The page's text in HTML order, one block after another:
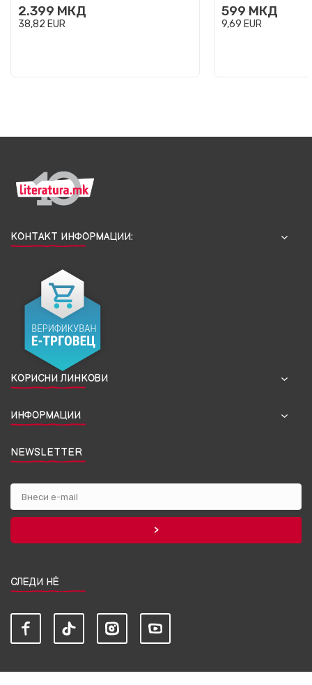
2.399 МКД
38,82 EUR
599 МКД
9,69 EUR
КОНТАКТ ИНФОРМАЦИИ:
КОРИСНИ ЛИНКОВИ
ИНФОРМАЦИИ
NEWSLETTER
СЛЕДИ НЀ